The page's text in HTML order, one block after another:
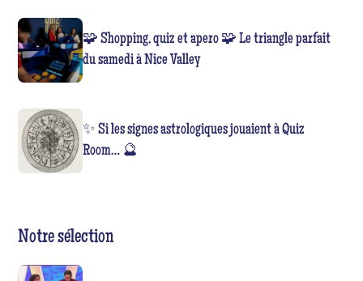
🧩 Shopping, quiz et apero 🧩 Le triangle parfait
du samedi à Nice Valley
✨ Si les signes astrologiques jouaient à Quiz
Room… 🔮
Notre sélection